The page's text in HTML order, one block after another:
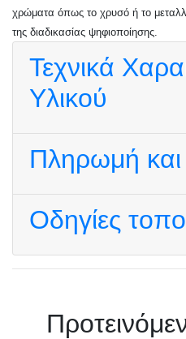
χρώματα όπως το χρυσό ή το
της διαδικασίας ψηφιοποίησης.
Τεχνικά
Υλικού
Πληρωμή
Οδηγίες